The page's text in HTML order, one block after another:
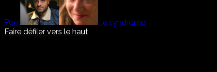
Pool
Le syndrome
Faire défiler vers le haut